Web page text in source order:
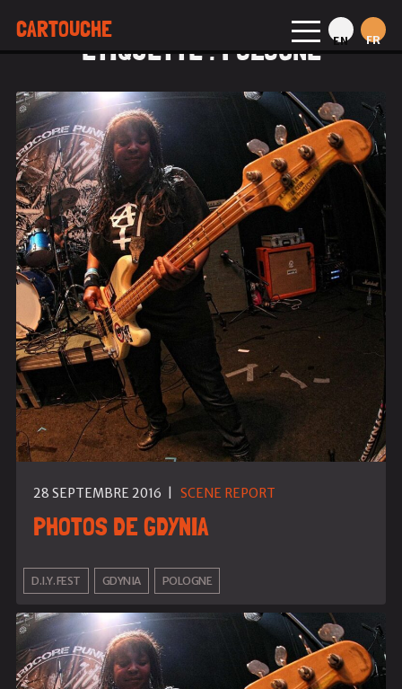
CARTOUCHE EN FR
ÉTIQUETTE : POLOGNE
28 SEPTEMBRE 2016 |SCENE REPORT
PHOTOS DE GDYNIA
D.I.Y. FEST GDYNIA POLOGNE